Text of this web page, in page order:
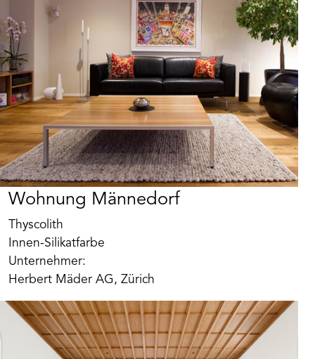
Verkieselung entsteht eine hoch poröse Einheit
aus Anstrich und Untergrund. Rein mineralisch
pigmentiert von höchster Farbtonbeständigkeit.
Ersatzprodukt für das Thymos Thyscolith
Art. Nr. BK117705
Mattolin Beeck extramatt
Hochdeckende, natürliche Wand- und
Deckenfarbe für moderne und historische
Bausubstanz.
Lösemittelfrei, sehr ergiebig, auf Basis von
emulgierten pflanzlichen Ölen und Harzen.
Produkt merken
Wohnung Männedorf
Thyscolith
Innen-Silikatfarbe
Unternehmer:
Herbert Mäder AG, Zürich